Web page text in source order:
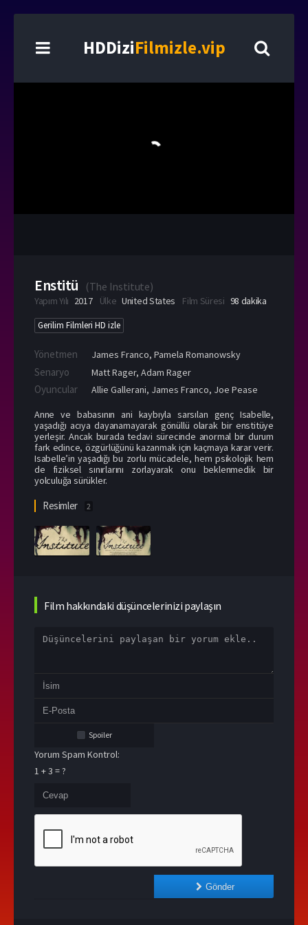
HDDiziFilmizle.vip
Enstitü (The Institute)
Yapım Yılı 2017 Ülke United States Film Süresi 98 dakika
Gerilim Filmleri HD izle
Yönetmen James Franco, Pamela Romanowsky
Senaryo Matt Rager, Adam Rager
Oyuncular Allie Gallerani, James Franco, Joe Pease
Anne ve babasının ani kaybıyla sarsılan genç Isabelle,
yaşadığı acıya dayanamayarak gönüllü olarak bir enstitüye
yerleşir. Ancak burada tedavi sürecinde anormal bir durum
fark edince, özgürlüğünü kazanmak için kaçmaya karar verir.
Isabelle’in yaşadığı bu zorlu mücadele, hem psikolojik hem
de fiziksel sınırlarını zorlayarak onu beklenmedik bir
yolculuğa sürükler.
Resimler 2
Film hakkındaki düşüncelerinizi paylaşın
Spoiler
Yorum Spam Kontrol:
1 + 3 = ?
Gönder